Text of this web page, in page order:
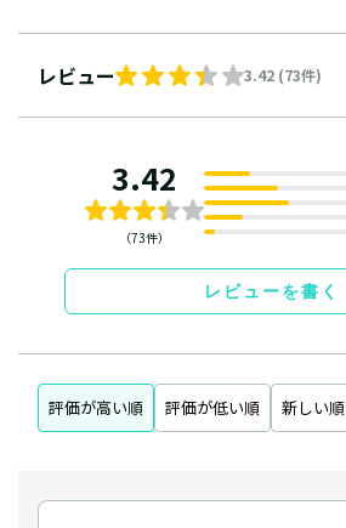
レビュー 3.42 (73件)
3.42
（73件）
レビューを書く
評価が高い順 評価が低い順 新しい順